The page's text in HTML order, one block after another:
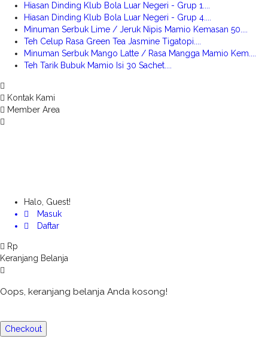
Hiasan Dinding Klub Bola Luar Negeri - Grup 1....
Hiasan Dinding Klub Bola Luar Negeri - Grup 4....
Minuman Serbuk Lime / Jeruk Nipis Mamio Kemasan 50....
Teh Celup Rasa Green Tea Jasmine Tigatopi....
Minuman Serbuk Mango Latte / Rasa Mangga Mamio Kem....
Teh Tarik Bubuk Mamio Isi 30 Sachet....
Kontak Kami
Member Area
Halo, Guest!
Masuk
Daftar
Rp
Keranjang Belanja
Oops, keranjang belanja Anda kosong!
Checkout